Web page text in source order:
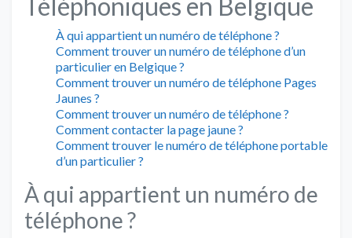
À qui appartient un numéro de téléphone ?
Comment trouver un numéro de téléphone d’un
particulier en Belgique ?
Comment trouver un numéro de téléphone Pages
Jaunes ?
Comment trouver un numéro de téléphone ?
Comment contacter la page jaune ?
Comment trouver le numéro de téléphone portable
d’un particulier ?
À qui appartient un numéro de
téléphone ?